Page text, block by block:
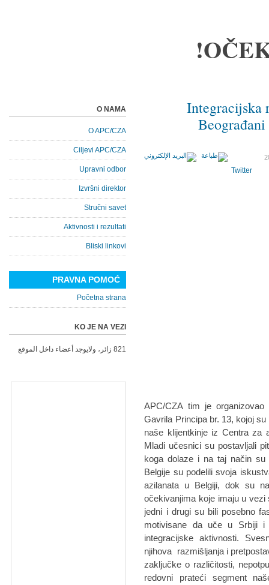
Integracijska
Twitter
APC/CZA tim je
Gavrila Principa br. 13, kojoj
naše klijentkinje iz Centra
Mladi učesnici su postavljali
koga dolaze i na taj način su
Belgije su podelili svoja
azilanata u Belgiji, dok su
očekivanjima koje imaju u vezi
jedni i drugi su bili posebno
motivisane da uče u Srbiji i
integracijske aktivnosti.
njihova razmišljanja i
zaključke o različitosti,
redovni prateći segment
O NAMA
O APC/CZA
Ciljevi APC/CZA
Upravni odbor
Izvršni direktor
Stručni savet
Aktivnosti i rezultati
Bliski linkovi
PRAVNA POMOĆ
Početna strana
KO JE NA VEZI
821 زائر، ولايوجد أعضاء داخل الموقع